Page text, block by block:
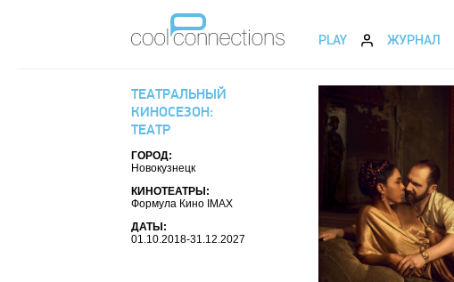
PLAY ЖУРНАЛ
ТЕАТРАЛЬНЫЙ
КИНОСЕЗОН:
ТЕАТР
ГОРОД:
Новокузнецк
КИНОТЕАТРЫ:
Формула Кино IMAX
ДАТЫ:
01.10.2018-31.12.2027